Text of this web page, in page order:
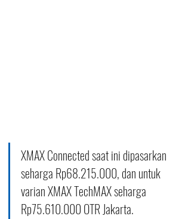
XMAX Connected saat ini dipasarkan
seharga Rp68.215.000, dan untuk
varian XMAX TechMAX seharga
Rp75.610.000 OTR Jakarta.